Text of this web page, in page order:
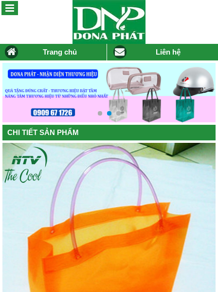
Trang chủ Liên hệ
CHI TIẾT SẢN PHẨM